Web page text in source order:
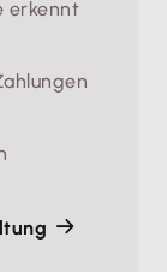
erkennt